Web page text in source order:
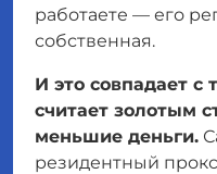
работаете — его
собственная.
И это совпадает с
считает золотым
меньшие деньги.
резидентный